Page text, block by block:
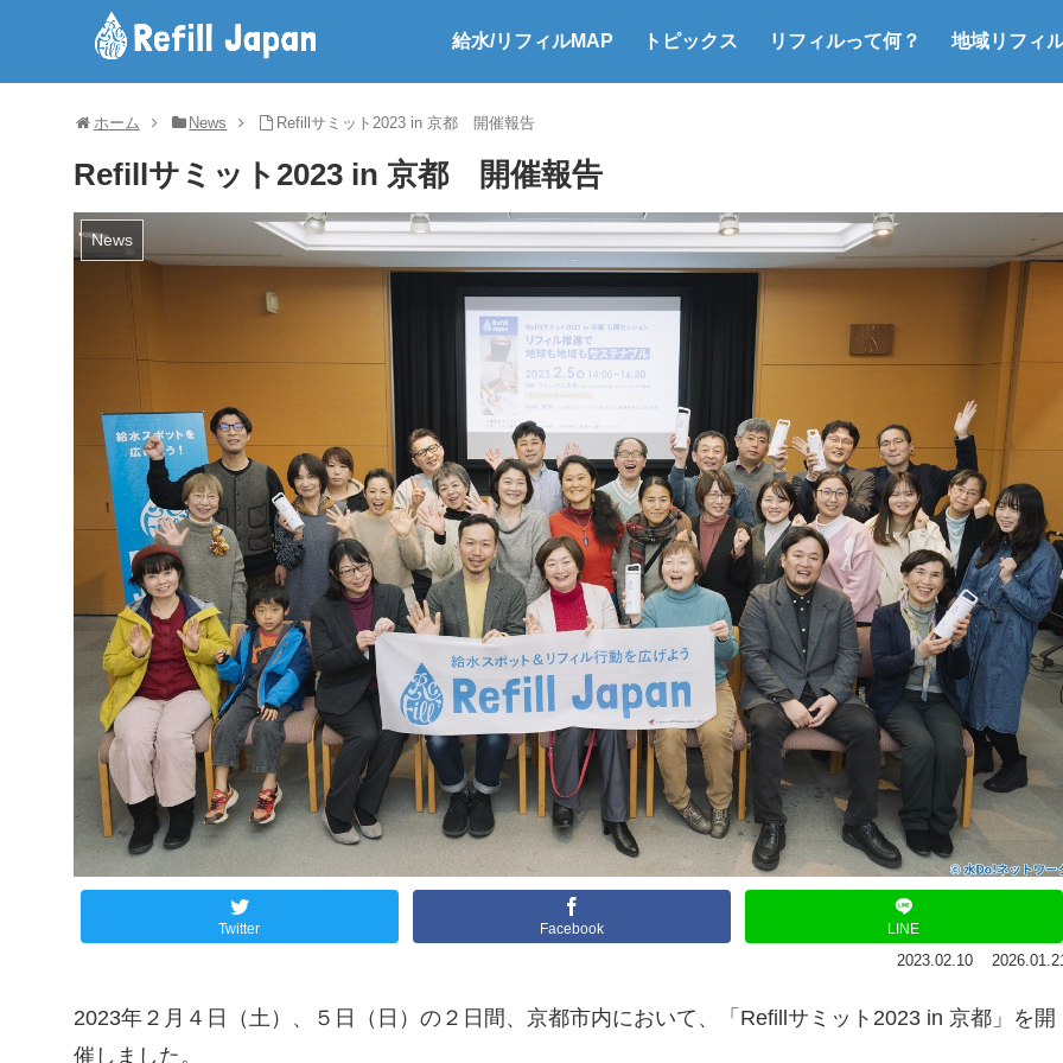
給水/リフィルMAP トピックス リフィルって何？ 地域リフィ
ホーム News Refillサミット2023 in 京都 開催報告
Refillサミット2023 in 京都 開催報告
News
Twitter Facebook
LINE
2023.02.10
2023年２月４日（土）、５日（日）の２日間、京都市内において、「Refillサミット2023 in 京都」を開
催しました。